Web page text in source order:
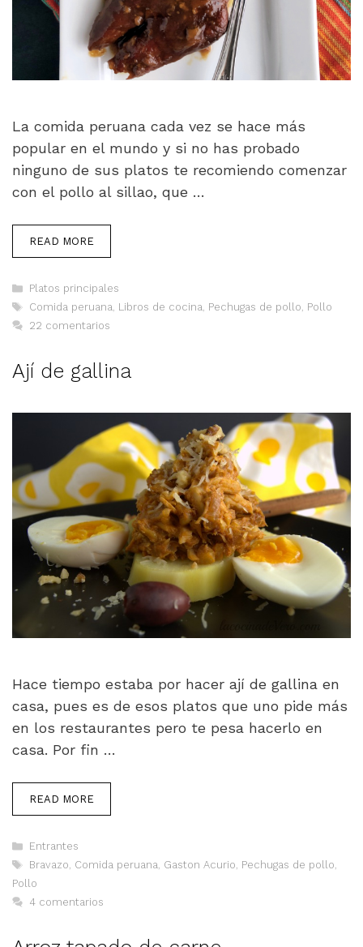
La comida peruana cada vez se hace más
popular en el mundo y si no has probado
ninguno de sus platos te recomiendo comenzar
con el pollo al sillao, que …
READ MORE
Categorías
Platos principales
Etiquetas
Comida peruana, Libros de cocina, Pechugas de pollo, Pollo
22 comentarios
Ají de gallina
Hace tiempo estaba por hacer ají de gallina en
casa, pues es de esos platos que uno pide más
en los restaurantes pero te pesa hacerlo en
casa. Por fin …
READ MORE
Categorías
Entrantes
Etiquetas
Bravazo, Comida peruana, Gaston Acurio, Pechugas de pollo,
Pollo
4 comentarios